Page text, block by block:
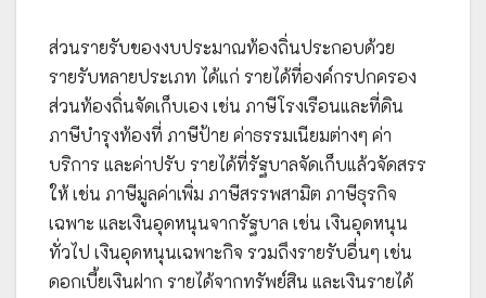
ส่วนรายรับของงบประมาณท้องถิ่นประกอบด้วย
รายรับหลายประเภท ได้แก่ รายได้ที่องค์กรปกครอง
ส่วนท้องถิ่นจัดเก็บเอง เช่น ภาษีโรงเรือนและที่ดิน
ภาษีบำรุงท้องที่ ภาษีป้าย ค่าธรรมเนียมต่างๆ ค่า
บริการ และค่าปรับ รายได้ที่รัฐบาลจัดเก็บแล้วจัดสรร
ให้ เช่น ภาษีมูลค่าเพิ่ม ภาษีสรรพสามิต ภาษีธุรกิจ
เฉพาะ และเงินอุดหนุนจากรัฐบาล เช่น เงินอุดหนุน
ทั่วไป เงินอุดหนุนเฉพาะกิจ รวมถึงรายรับอื่นๆ เช่น
ดอกเบี้ยเงินฝาก รายได้จากทรัพย์สิน และเงินรายได้